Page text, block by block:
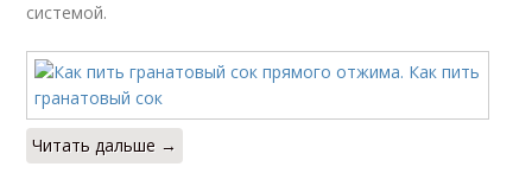
системой.
Читать дальше →